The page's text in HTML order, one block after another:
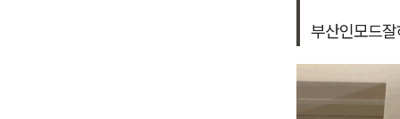
부산인모드